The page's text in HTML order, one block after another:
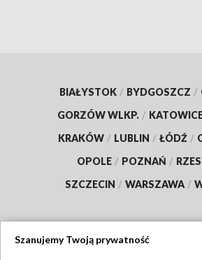
BIAŁYSTOK / BYDGOSZCZ /
GORZÓW WLKP. /
KRAKÓW / LUBLIN / ŁÓDŹ /
OPOLE / POZNAŃ /
SZCZECIN / WARSZAWA /
Szanujemy Twoją prywatność